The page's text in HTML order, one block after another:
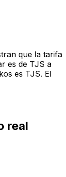
que la tarifa
es de TJS a
es TJS. El
real